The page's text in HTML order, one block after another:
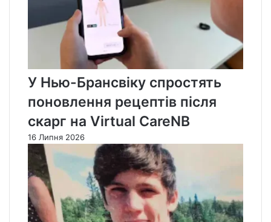
У Нью-Брансвіку спростять
поновлення рецептів після
скарг на Virtual CareNB
16 Липня 2026